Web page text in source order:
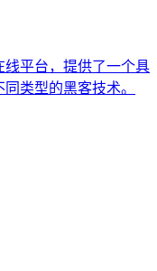
平台，提供了一个具
类型的黑客技术。